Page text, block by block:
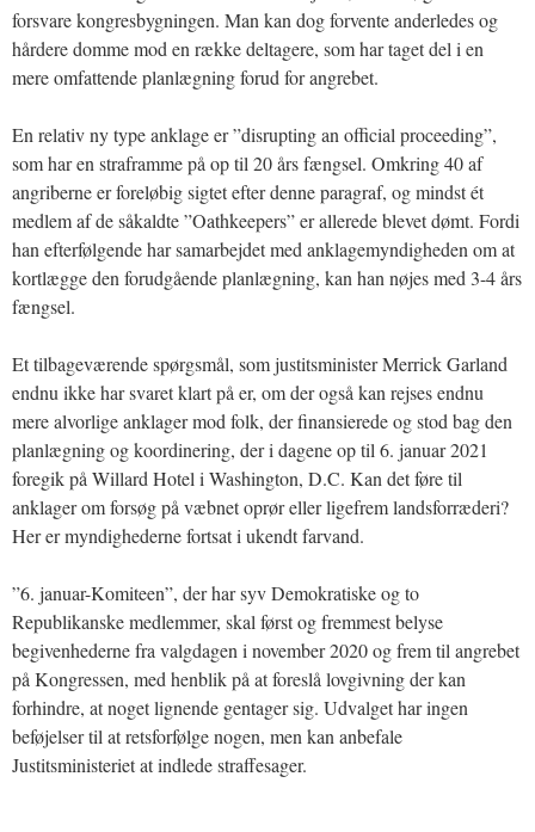
forsvare kongresbygningen. Man kan dog forvente anderledes og
hårdere domme mod en række deltagere, som har taget del i en
mere omfattende planlægning forud for angrebet.
En relativ ny type anklage er ”disrupting an official proceeding”,
som har en straframme på op til 20 års fængsel. Omkring 40 af
angriberne er foreløbig sigtet efter denne paragraf, og mindst ét
medlem af de såkaldte ”Oathkeepers” er allerede blevet dømt. Fordi
han efterfølgende har samarbejdet med anklagemyndigheden om at
kortlægge den forudgående planlægning, kan han nøjes med 3-4 års
fængsel.
Et tilbageværende spørgsmål, som justitsminister Merrick Garland
endnu ikke har svaret klart på er, om der også kan rejses endnu
mere alvorlige anklager mod folk, der finansierede og stod bag den
planlægning og koordinering, der i dagene op til 6. januar 2021
foregik på Willard Hotel i Washington, D.C. Kan det føre til
anklager om forsøg på væbnet oprør eller ligefrem landsforræderi?
Her er myndighederne fortsat i ukendt farvand.
”6. januar-Komiteen”, der har syv Demokratiske og to
Republikanske medlemmer, skal først og fremmest belyse
begivenhederne fra valgdagen i november 2020 og frem til angrebet
på Kongressen, med henblik på at foreslå lovgivning der kan
forhindre, at noget lignende gentager sig. Udvalget har ingen
beføjelser til at retsforfølge nogen, men kan anbefale
Justitsministeriet at indlede straffesager.